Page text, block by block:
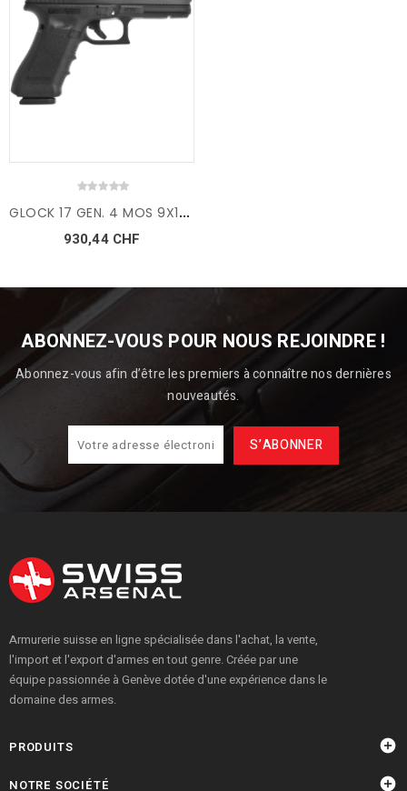
G
LOCK 17 GEN. 4 MOS 9X19mm
930,44 CHF
ABONNEZ-VOUS POUR NOUS REJOINDRE !
Abonnez-vous afin d’être les premiers à connaître nos dernières
nouveautés.
Armurerie suisse en ligne spécialisée dans l'achat, la vente,
l'import et l'export d'armes en tout genre. Créée par une
équipe passionnée à Genève dotée d'une expérience dans le
domaine des armes.
PRODUITS 
NOTRE SOCIÉTÉ 